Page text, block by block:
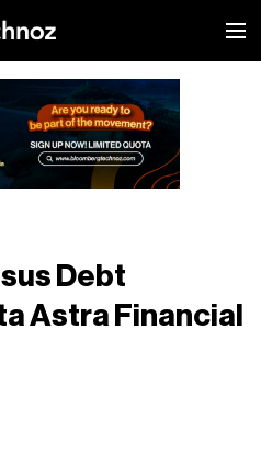
Debt
Astra Financial